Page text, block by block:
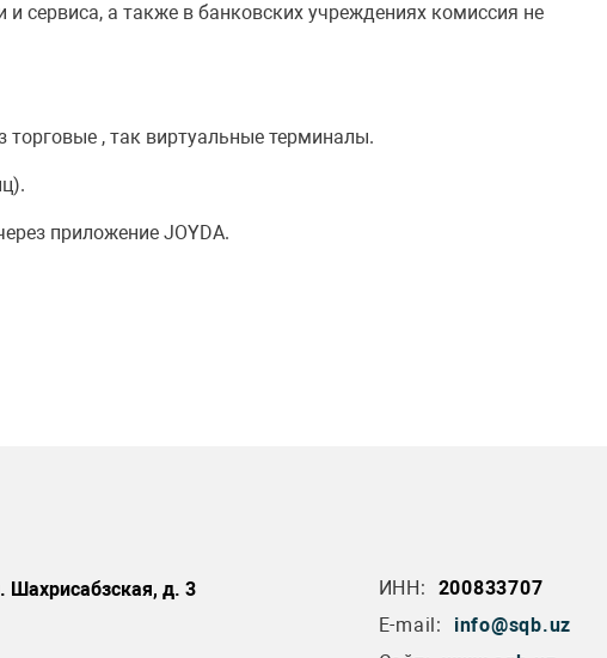
сервиса, а также в банковских учреждениях комиссия не
торговые , так виртуальные терминалы.
приложение JOYDA.
Шахрисабзская, д. 3
ИНН:
200833707
E-mail:
info@sqb.uz